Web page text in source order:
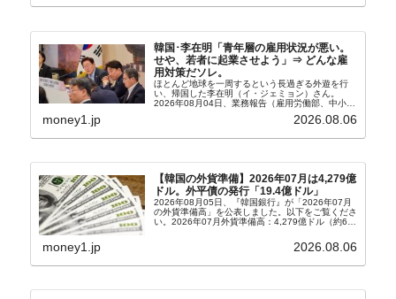
韓国･李在明「青年層の雇用状況が悪い。
せや、若者に起業させよう」⇒ どんな雇
用対策だソレ。
ほとんど地球を一周するという長過ぎる外遊を行
い、帰国した李在明（イ・ジェミョン）さん。
2026年08月04日、業務報告（雇用労働部、中小ベ
上、韓国大統領に成りおおせた李在明（イ・ジェミ
money1.jp 2026.08.06
【韓国の外貨準備】2026年07月は4,279億
ドル。外平債の発行「19.4億ドル」
2026年08月05日、『韓国銀行』が「2026年07月
の外貨準備高」を公表しました。以下をご覧くださ
い。2026年07月外貨準備高：4,279億ドル（約67
money1.jp 2026.08.06